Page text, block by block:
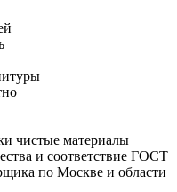
чистые материалы
и соответствие ГОСТ
по Москве и области